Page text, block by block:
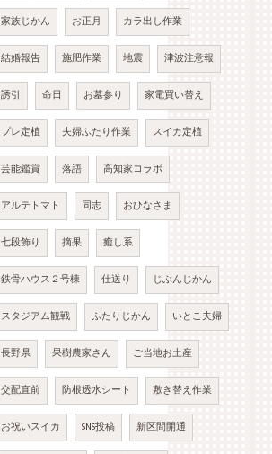
家族じかん お正月 カラ出し作業
結婚報告 施肥作業 地震 津波注意報
誘引 命日 お墓参り 家電買い替え
プレ定植 夫婦ふたり作業 スイカ定植
芸能鑑賞 落語 高知家コラボ
アルテトマト 同志 おひなさま
七段飾り 摘果 癒し系
鉄骨ハウス２号棟 仕送り じぶんじかん
スタジアム観戦 ふたりじかん いとこ夫婦
長野県 果樹農家さん ご当地お土産
交配直前 防根透水シート 敷き替え作業
お祝いスイカ SNS投稿 新区間開通